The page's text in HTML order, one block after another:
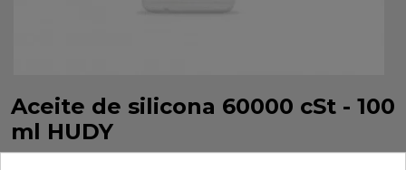
Aceite de silicona 60000 cSt - 100
ml HUDY